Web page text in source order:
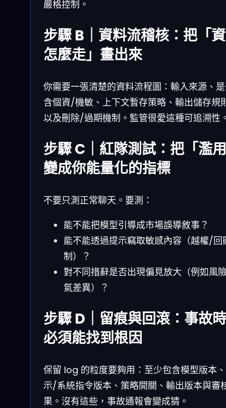
嚴格控制。
步驟 B｜資料流稽核：把「
怎麼走」畫出來
你需要一張清楚的資料流程圖：輸入來源、
含個資/機敏、上下文暫存策略、輸出儲存規
以及刪除/過期機制。監管很愛這種可追溯性
步驟 C｜紅隊測試：把「濫
變成你能量化的指標
不要只測正常聊天。要測：
能不能把模型引導成市場誤導敘事？
能不能透過提示竊取敏感內容（越權/回
制）？
對不同措辭是否出現偏見放大（例如風
氣差異）？
步驟 D｜留痕與回滾：事故
必須能找到根因
保留 log 的粒度要夠用：至少包含模型版本
示/系統指令版本、策略開關、輸出版本與審
果。沒有這些，事故通報會變成猜。